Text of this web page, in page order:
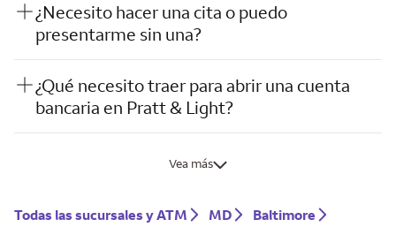
¿Necesito hacer una cita o puedo
presentarme sin una?
¿Qué necesito traer para abrir una cuenta
bancaria en Pratt & Light?
Vea más
Todas las sucursales y ATM MD Baltimore